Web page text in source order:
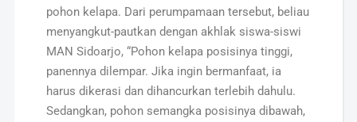
pohon kelapa. Dari perumpamaan tersebut, beliau
menyangkut-pautkan dengan akhlak siswa-siswi
MAN Sidoarjo, “Pohon kelapa posisinya tinggi,
panennya dilempar. Jika ingin bermanfaat, ia
harus dikerasi dan dihancurkan terlebih dahulu.
Sedangkan, pohon semangka posisinya dibawah,